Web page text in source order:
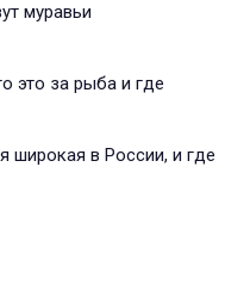
муравьи
это за рыба и где
широкая в России, и где